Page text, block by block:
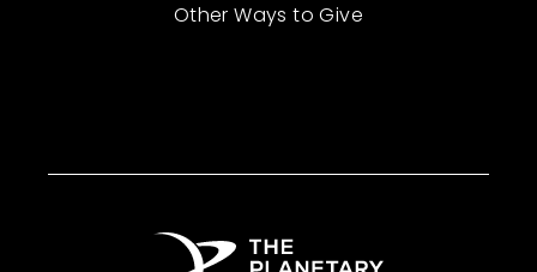
Other Ways to Give